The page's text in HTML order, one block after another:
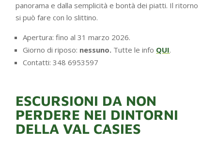
panorama e dalla semplicità e bontà dei piatti. Il ritorno
si può fare con lo slittino.
Apertura: fino al 31 marzo 2026.
Giorno di riposo: nessuno. Tutte le info QUI.
Contatti: 348 6953597
ESCURSIONI DA NON
PERDERE NEI DINTORNI
DELLA VAL CASIES